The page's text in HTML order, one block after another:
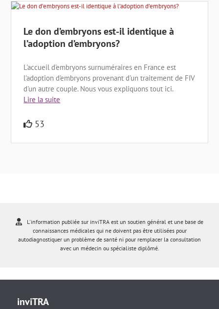
Le don d’embryons est-il identique à
l’adoption d’embryons?
L'accueil d'embryons surnuméraires en France est
l'adoption d'embryons provenant d'un traitement de FIV
d'un autre couple. Nous vous expliquons tout ici.
Lire la suite
53
L'information publiée sur inviTRA est un soutien général et une base de
connaissances médicales qui ne doivent pas être utilisées pour
autodiagnostiquer un problème de santé ni pour remplacer la consultation
avec un médecin ou spécialiste diplômé.
inviTRA